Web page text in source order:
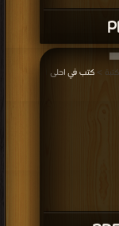
كتب في احلى